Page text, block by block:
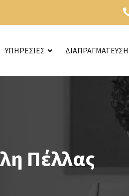
ΥΠΗΡΕΣΙΕΣ ΔΙΑΠΡΑΓΜΑΤΕΥΣΗ
Πέλλας